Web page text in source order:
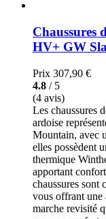
Chaussures
HV+ GW
Prix 307,90 €
4.8 / 5
(4 avis)
Les chaussures
ardoise
Mountain, avec
elles possèdent
thermique
apportant
chaussures sont
vous offrant une
marche revisité